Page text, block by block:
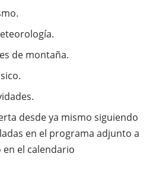
de montaña.
desde ya mismo siguiendo
en el programa adjunto a
en el calendario